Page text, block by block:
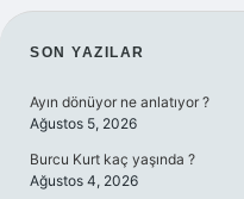
SIDEBAR
SON YAZILAR
Ayın dönüyor ne anlatıyor ?
Ağustos 5, 2026
Burcu Kurt kaç yaşında ?
Ağustos 4, 2026